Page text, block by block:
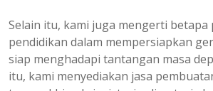
Selain itu, kami juga mengerti
pendidikan dalam mempersiapkan
siap menghadapi tantangan masa
itu, kami menyediakan jasa